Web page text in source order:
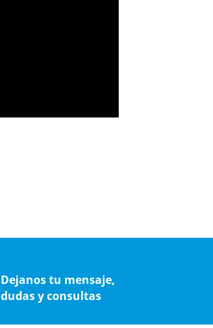
Dejanos tu mensaje,
dudas y consultas